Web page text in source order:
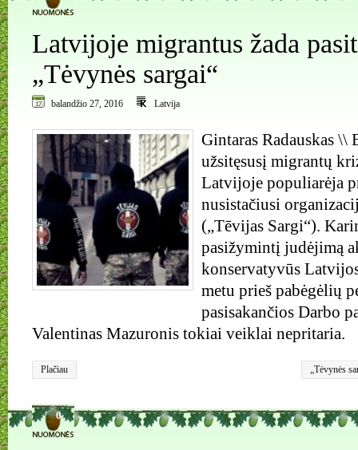
Latvijoje migrantus žada
„Tėvynės sargai“
balandžio 27, 2016 Latvija
Gintaras Radauskas
užsitęsusį migrantų
Latvijoje populiarėja
nusistačiusi
(„Tēvijas Sargi“).
pasižymintį judėjimą
konservatyvūs
metu prieš pabėgėlių
pasisakančios Darbo
Valentinas Mazuronis tokiai veiklai nepritaria.
Plačiau
„Tėvynės
0